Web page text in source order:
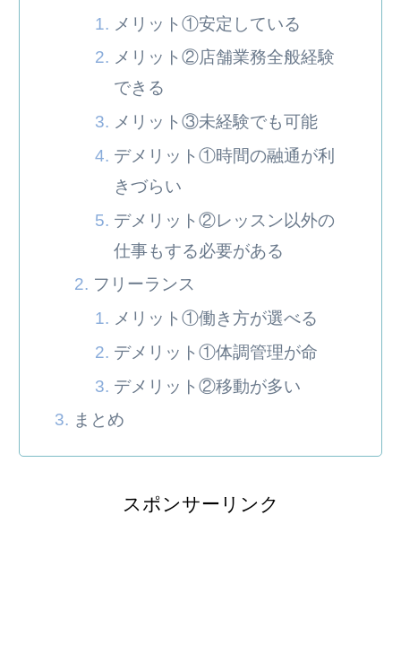
メリット①安定している
メリット②店舗業務全般経験
できる
メリット③未経験でも可能
デメリット①時間の融通が利
きづらい
デメリット②レッスン以外の
仕事もする必要がある
フリーランス
メリット①働き方が選べる
デメリット①体調管理が命
デメリット②移動が多い
まとめ
スポンサーリンク